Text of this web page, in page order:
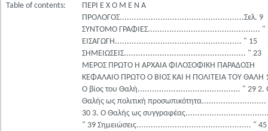
Table of contents:
ΠΕΡΙ Ε X Ο Μ Ε Ν Α
ΠΡΟΛΟΓΟΣ....................................................Σελ. 9
ΣΥΝΤΟΜΟ ΓΡΑΦΙΕΣ............................................... "
ΕΙΣΑΓΩΓΗ..................................................... " 15
ΣΗΜΕΙΩΣΕΙΣ................................................... " 23
ΜΕΡΟΣ ΠΡΩΤΟ Η ΑΡΧΑΙΑ ΦΙΛΟΣΟΦΙΚΗ ΠΑΡΑΔΟΣΗ
ΚΕΦΑΛΑΙΟ ΠΡΩΤΟ Ο ΒΙΟΣ ΚΑΙ Η ΠΟΛΙΤΕΙΑ ΤΟΥ ΘΑΛΗ
Ο βίος του Θαλή........................................... " 29 2.
Θαλής ως πολιτική
30 3. Ο Θαλής ως
" 39 Σημειώσεις................................................ " 45